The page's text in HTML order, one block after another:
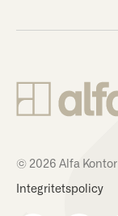
© 2026 Alfa Kontor
Integritetspolicy